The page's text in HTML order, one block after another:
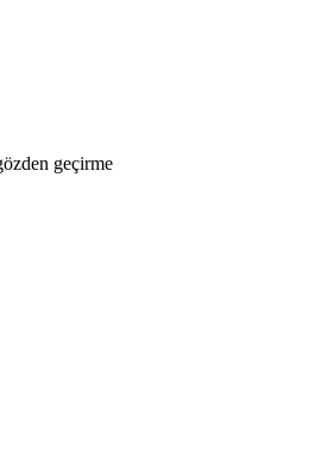
geçirme